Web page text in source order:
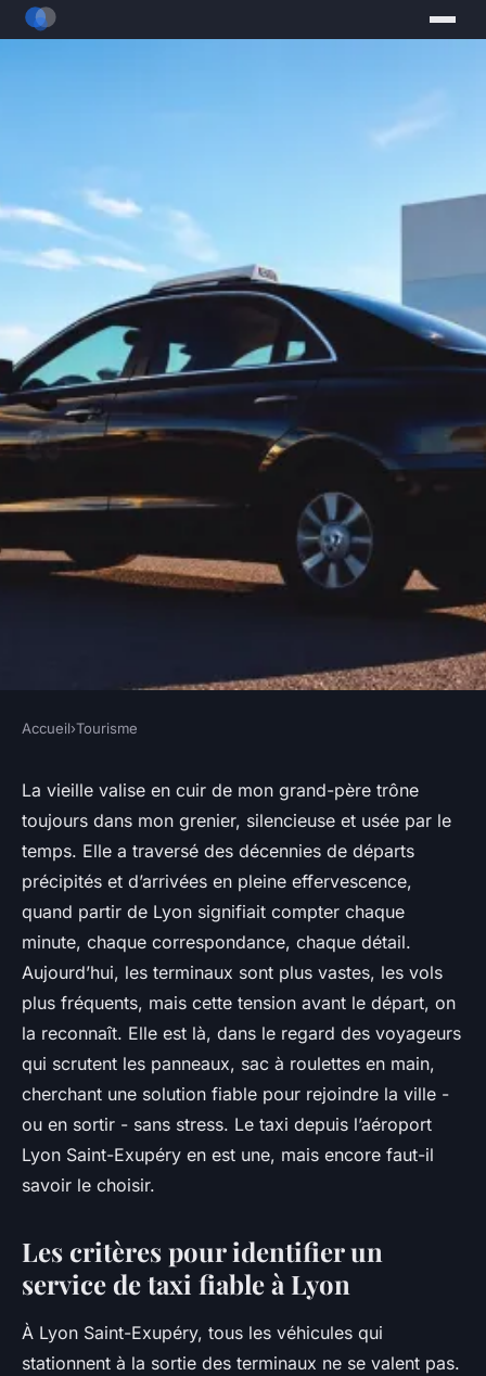
Guide pratique : choisir un
taxi pour l'aéroport de Lyon
Éléanore•08/06/2026 12:04• 9 min de lecture
Accueil›Tourisme
La vieille valise en cuir de mon grand-père trône
toujours dans mon grenier, silencieuse et usée par le
temps. Elle a traversé des décennies de départs
précipités et d’arrivées en pleine effervescence,
quand partir de Lyon signifiait compter chaque
minute, chaque correspondance, chaque détail.
Aujourd’hui, les terminaux sont plus vastes, les vols
plus fréquents, mais cette tension avant le départ, on
la reconnaît. Elle est là, dans le regard des voyageurs
qui scrutent les panneaux, sac à roulettes en main,
cherchant une solution fiable pour rejoindre la ville -
ou en sortir - sans stress. Le taxi depuis l’aéroport
Lyon Saint-Exupéry en est une, mais encore faut-il
savoir le choisir.
Les critères pour identifier un
service de taxi fiable à Lyon
À Lyon Saint-Exupéry, tous les véhicules qui
stationnent à la sortie des terminaux ne se valent pas.